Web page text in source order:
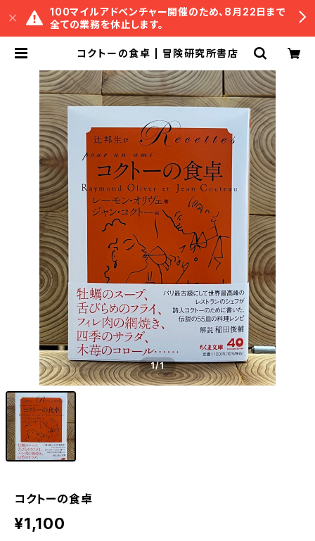
100マイルアドベンチャー開催のため、8月22日まで
全ての業務を休止します。
コクトーの食卓 | 冒険研究所書店
1/1
コクトーの食卓
¥1,100